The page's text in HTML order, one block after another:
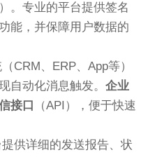
。专业的平台提供签名
能，并保障用户数据的
CRM、ERP、App等）
自动化消息触发。企业
接口
（API），便于快速
供详细的发送报告、状